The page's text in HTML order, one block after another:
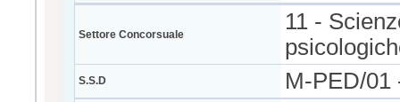
Settore Concorsuale
11 -
S.S.D M-PED/01